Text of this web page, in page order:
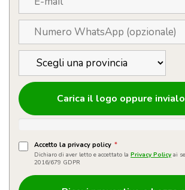
Carica il logo oppure
Accetto la privacy policy *
Dichiaro di aver letto e accettato la Privacy Policy ai
2016/679 GDPR